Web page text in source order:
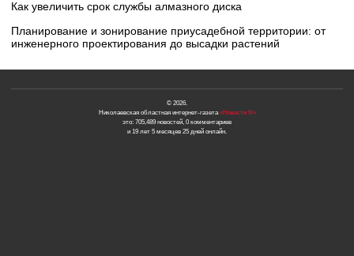
Как увеличить срок службы алмазного диска
Планирование и зонирование приусадебной территории: от
инженерного проектирования до высадки растений
© 2026.
Николаевская областная интернет-газета«Новости N»
это: 705,489 новостей, 0 комментариев
и 19 лет 5 месяцев 25 дней онлайн.